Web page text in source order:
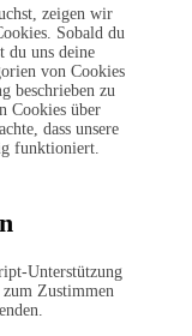
zeigen wir
Sobald du
du uns deine
von Cookies
beschrieben zu
Cookies über
dass unsere
funktioniert.
Unterstützung
Zustimmen